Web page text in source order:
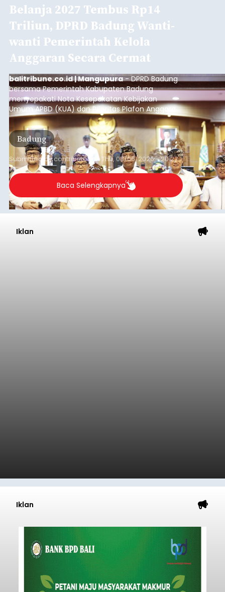
Belanja 2027 Tembus Rp14
Triliun, DPRD Badung Wanti-
wanti Pemerintah Kelola
Anggaran Secara Cermat
balitribune.co.id | Mangupura- DPRD Badung
bersama Pemerintah Kabupaten Badung
menyepakati Nota Kesepakatan Kebijakan
Umum APBD (KUA) dan Prioritas Plafon Anggaran
Sementara (PPAS) Tahun Anggaran 2027 dalam
rapat paripurna yang digelar di Gedung DPRD
Badung, Kamis (6/8/2026).
Badung
Submitted bycontributor onThu, 08/06/2026 - 20:27
Baca Selengkapnya
Iklan
Iklan